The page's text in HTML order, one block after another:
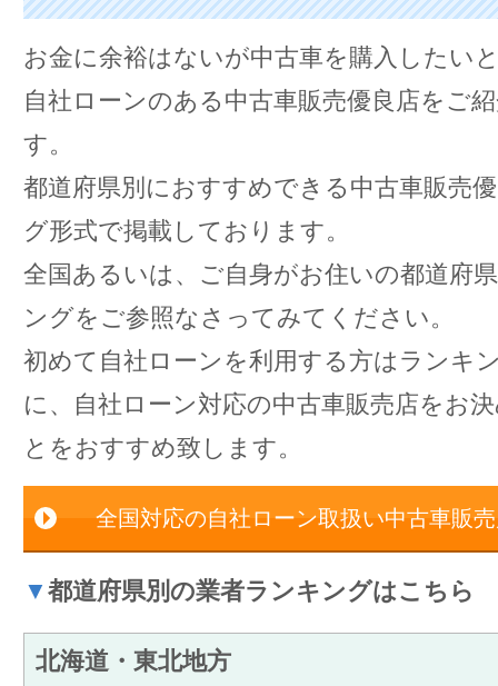
お金に余裕はないが中古車を購入したい
自社ローンのある中古車販売優良店をご
す。
都道府県別におすすめできる中古車販売
グ形式で掲載しております。
全国あるいは、ご自身がお住いの都道府
ングをご参照なさってみてください。
初めて自社ローンを利用する方はランキ
に、自社ローン対応の中古車販売店をお
とをおすすめ致します。
全国対応の自社ローン取扱い中古車販
▼ 都道府県別の業者ランキングはこちら
北海道・東北地方